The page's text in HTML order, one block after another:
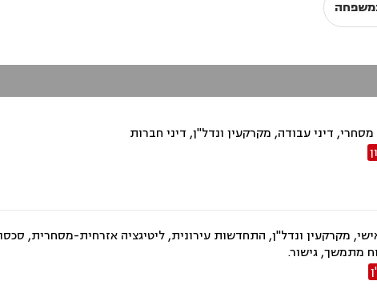
דיני עבודה, מקרקעין ונדל"ן, דיני חברות
מקרקעין ונדל"ן, התחדשות עירונית, ליטיגציה אזרחית-מסחרית,
מתמשך, גישור.